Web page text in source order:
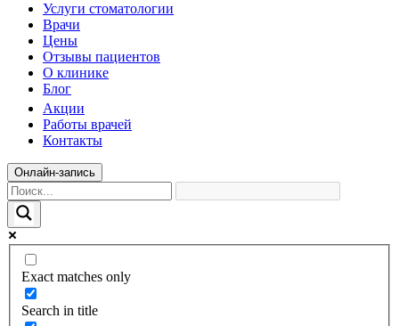
Услуги стоматологии
Врачи
Цены
Отзывы пациентов
О клинике
Блог
Акции
Работы врачей
Контакты
Онлайн-запись
Exact matches only
Search in title